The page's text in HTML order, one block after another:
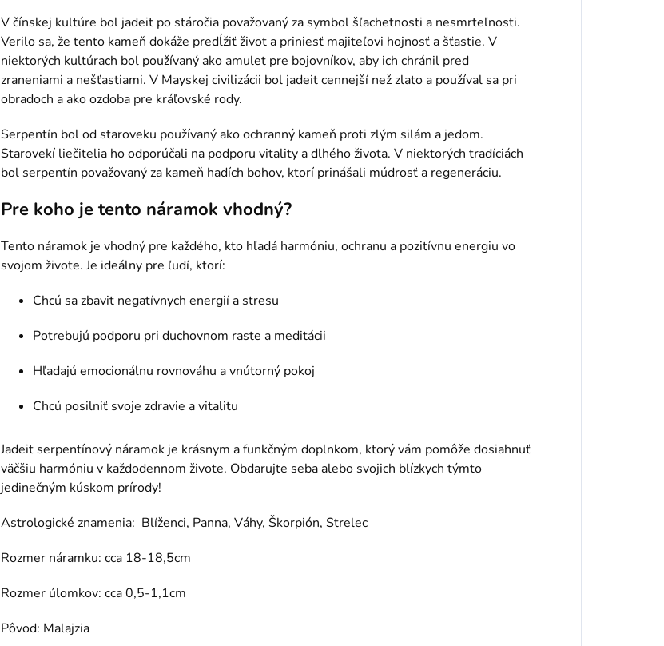
V čínskej kultúre bol jadeit po stáročia považovaný za symbol šľachetnosti a nesmrteľnosti.
Verilo sa, že tento kameň dokáže predĺžiť život a priniesť majiteľovi hojnosť a šťastie. V
niektorých kultúrach bol používaný ako amulet pre bojovníkov, aby ich chránil pred
zraneniami a nešťastiami. V Mayskej civilizácii bol jadeit cennejší než zlato a používal sa pri
obradoch a ako ozdoba pre kráľovské rody.
Serpentín bol od staroveku používaný ako ochranný kameň proti zlým silám a jedom.
Starovekí liečitelia ho odporúčali na podporu vitality a dlhého života. V niektorých tradíciách
bol serpentín považovaný za kameň hadích bohov, ktorí prinášali múdrosť a regeneráciu.
Pre koho je tento náramok vhodný?
Tento náramok je vhodný pre každého, kto hľadá harmóniu, ochranu a pozitívnu energiu vo
svojom živote. Je ideálny pre ľudí, ktorí:
Chcú sa zbaviť negatívnych energií a stresu
Potrebujú podporu pri duchovnom raste a meditácii
Hľadajú emocionálnu rovnováhu a vnútorný pokoj
Chcú posilniť svoje zdravie a vitalitu
Jadeit serpentínový náramok je krásnym a funkčným doplnkom, ktorý vám pomôže dosiahnuť
väčšiu harmóniu v každodennom živote. Obdarujte seba alebo svojich blízkych týmto
jedinečným kúskom prírody!
Astrologické znamenia: Blíženci, Panna, Váhy, Škorpión, Strelec
Rozmer náramku: cca 18-18,5cm
Rozmer úlomkov: cca 0,5-1,1cm
Pôvod: Malajzia